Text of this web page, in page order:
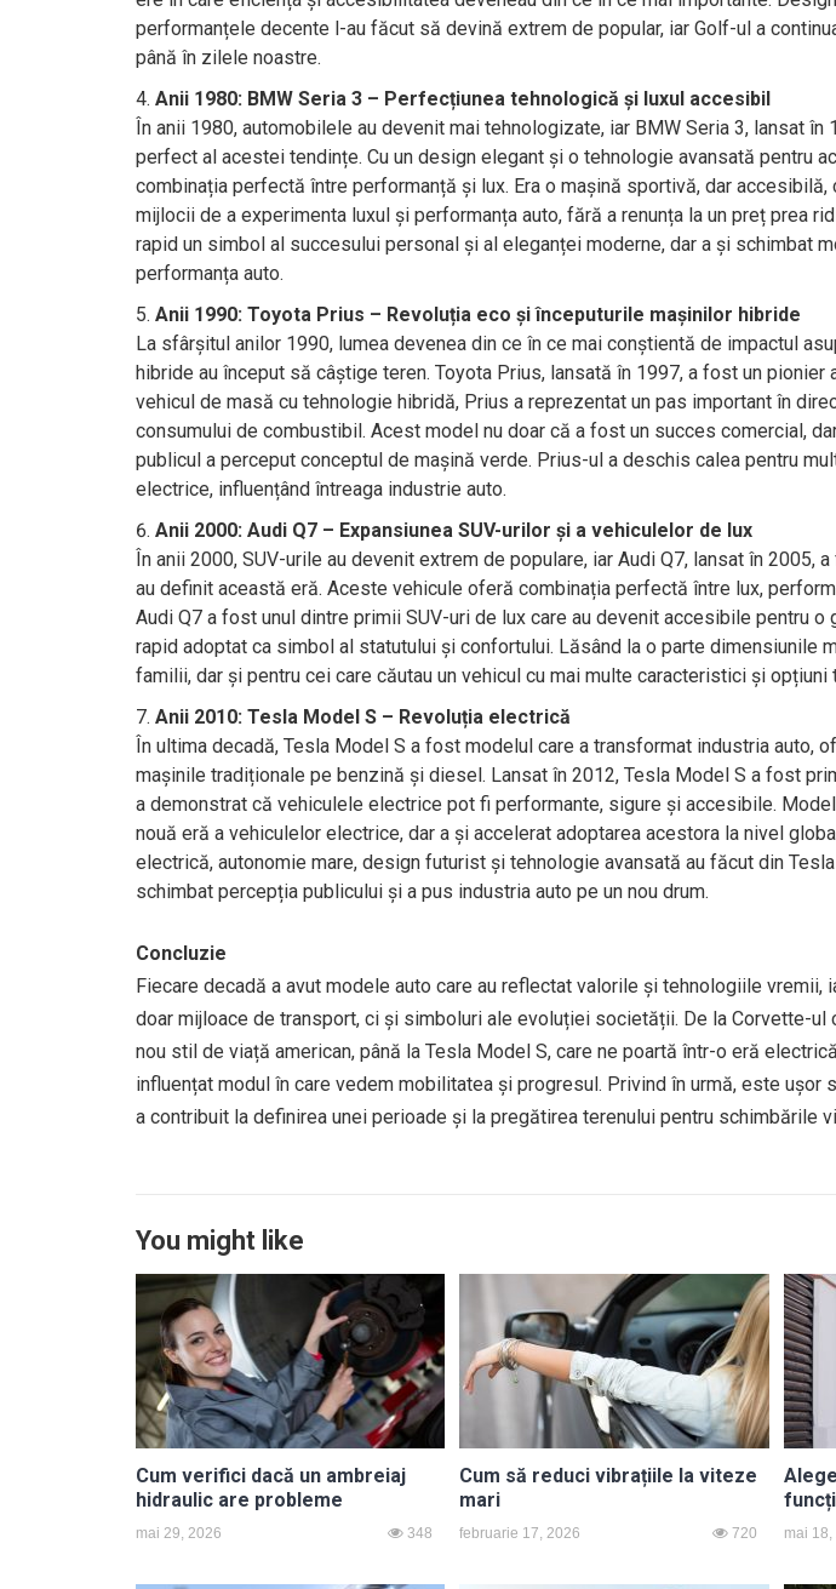
performanțele decente l-au făcut să devină extrem de popular, iar Golf-ul a
până în zilele noastre.
Anii 1980: BMW Seria 3 – Perfecțiunea tehnologică și luxul accesibil
În anii 1980, automobilele au devenit mai tehnologizate, iar BMW Seria 3, lansat în
perfect al acestei tendințe. Cu un design elegant și o tehnologie avansată pentru
combinația perfectă între performanță și lux. Era o mașină sportivă, dar
mijlocii de a experimenta luxul și performanța auto, fără a renunța la un preț prea
rapid un simbol al succesului personal și al eleganței moderne, dar a și schimbat
performanța auto.
Anii 1990: Toyota Prius – Revoluția eco și începuturile mașinilor hibride
La sfârșitul anilor 1990, lumea devenea din ce în ce mai conștientă de impactul
hibride au început să câștige teren. Toyota Prius, lansată în 1997, a fost un
vehicul de masă cu tehnologie hibridă, Prius a reprezentat un pas important în
consumului de combustibil. Acest model nu doar că a fost un succes comercial,
publicul a perceput conceptul de mașină verde. Prius-ul a deschis calea pentru
electrice, influențând întreaga industrie auto.
Anii 2000: Audi Q7 – Expansiunea SUV-urilor și a vehiculelor de lux
În anii 2000, SUV-urile au devenit extrem de populare, iar Audi Q7, lansat în 2005,
au definit această eră. Aceste vehicule oferă combinația perfectă între lux,
Audi Q7 a fost unul dintre primii SUV-uri de lux care au devenit accesibile pentru
rapid adoptat ca simbol al statutului și confortului. Lăsând la o parte dimensiunile
familii, dar și pentru cei care căutau un vehicul cu mai multe caracteristici și
Anii 2010: Tesla Model S – Revoluția electrică
În ultima decadă, Tesla Model S a fost modelul care a transformat industria auto,
mașinile tradiționale pe benzină și diesel. Lansat în 2012, Tesla Model S a fost
a demonstrat că vehiculele electrice pot fi performante, sigure și accesibile.
nouă eră a vehiculelor electrice, dar a și accelerat adoptarea acestora la nivel
electrică, autonomie mare, design futurist și tehnologie avansată au făcut din
schimbat percepția publicului și a pus industria auto pe un nou drum.
Concluzie
Fiecare decadă a avut modele auto care au reflectat valorile și tehnologiile vremii,
doar mijloace de transport, ci și simboluri ale evoluției societății. De la Corvette-ul
nou stil de viață american, până la Tesla Model S, care ne poartă într-o eră
influențat modul în care vedem mobilitatea și progresul. Privind în urmă, este ușor
a contribuit la definirea unei perioade și la pregătirea terenului pentru schimbările
You might like
Cum verifici dacă un ambreiaj
hidraulic are probleme
mai 29, 2026 348
Cum să reduci vibrațiile la viteze
mari
februarie 17, 2026 720 mai 18,